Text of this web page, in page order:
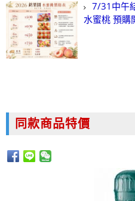
7/31中午
水蜜桃 預購
同款商品特價